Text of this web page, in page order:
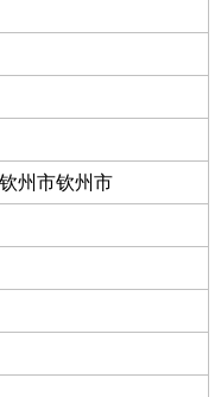
州市钦州市